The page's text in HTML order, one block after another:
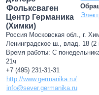
Фольксваген
Центр Германика
(Химки)
Россия Московская обл., г.
Ленинградское ш., влад. 18
Время работы: С
21ч
+7 (495) 231-31-31
http://www.germanika.ru/
info@sever.germanika.ru